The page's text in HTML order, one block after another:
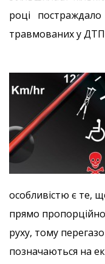
році
травмованих у ДТП,
особливістю є те,
прямо
руху, тому
позначаються на